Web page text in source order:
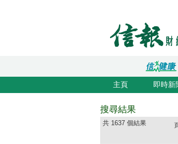
主頁 即時新
搜尋結果
共 1637 個結果